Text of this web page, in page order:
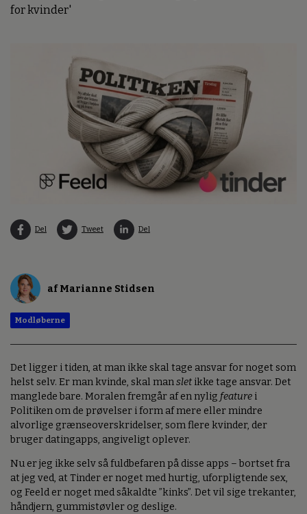
for kvinder'
Del Tweet Del
af Marianne Stidsen
Modløberne
Det ligger i tiden, at man ikke skal tage ansvar for noget som
helst selv. Er man kvinde, skal manslet ikke tage ansvar. Det
manglede bare. Moralen fremgår af en nylig feature i
Politiken om de prøvelser i form af mere eller mindre
alvorlige grænseoverskridelser, som flere kvinder, der
bruger datingapps, angiveligt oplever.
Nu er jeg ikke selv så fuldbefaren på disse apps – bortset fra
at jeg ved, at Tinder er noget med hurtig, uforpligtende sex,
og Feeld er noget med såkaldte ”kinks”. Det vil sige trekanter,
håndjern, gummistøvler og deslige.